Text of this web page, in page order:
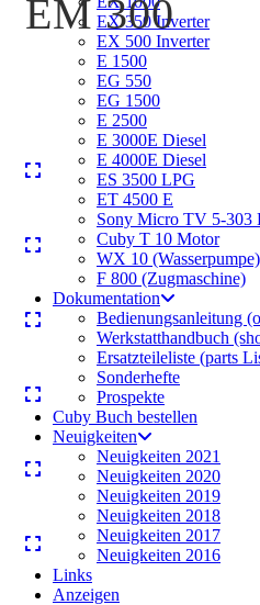
EX 350 Inverter
EX 500 Inverter
E 1500
EG 550
EG 1500
E 2500
E 3000E Diesel
E 4000E Diesel
ES 3500 LPG
ET 4500 E
Sony Micro TV 5-303
Cuby T 10 Motor
WX 10 (Wasserpumpe)
F 800 (Zugmaschine)
Dokumentation
Bedienungsanleitung
Werkstatthandbuch
Ersatzteileliste (parts
Sonderhefte
Prospekte
Cuby Buch bestellen
Neuigkeiten
Neuigkeiten 2021
Neuigkeiten 2020
Neuigkeiten 2019
Neuigkeiten 2018
Neuigkeiten 2017
Neuigkeiten 2016
Links
Anzeigen
EM 300